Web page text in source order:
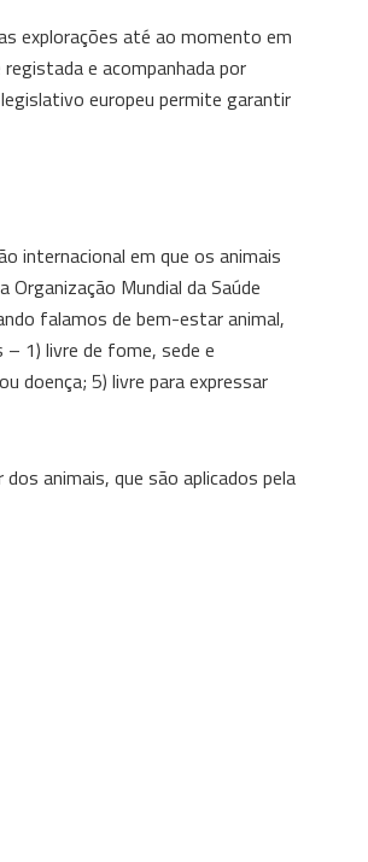
explorações até ao momento em
e acompanhada por
europeu permite garantir
internacional em que os animais
Mundial da Saúde
falamos de bem-estar animal,
– 1) livre de fome, sede e
doença; 5) livre para expressar
animais, que são aplicados pela